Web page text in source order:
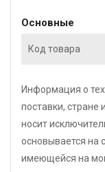
Основные
Код товара
Информация о
поставки, стране
носит
основывается на
имеющейся на